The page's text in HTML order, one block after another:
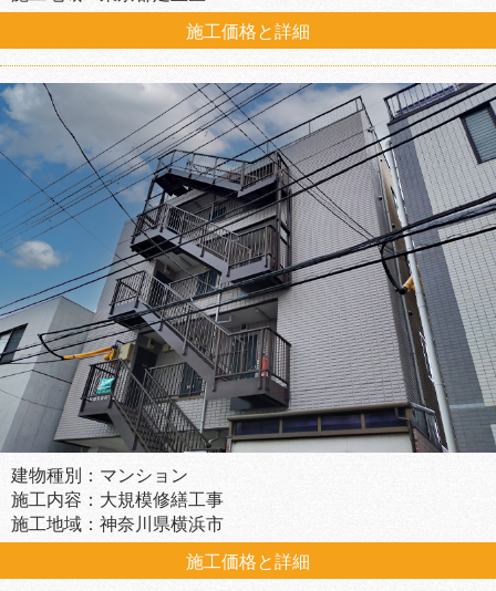
施工価格と詳細
建物種別：マンション
施工内容：大規模修繕工事
施工地域：神奈川県横浜市
施工価格と詳細